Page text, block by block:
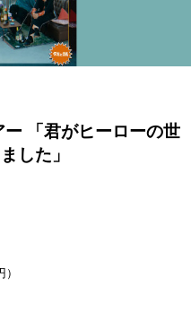
「君がヒーローの世
した」